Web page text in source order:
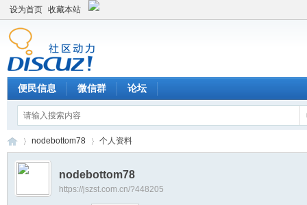
设为首页 收藏本站
便民信息 微信群 论坛
›
nodebottom78 个人资料
nodebottom78
https://jszst.com.cn/?448205